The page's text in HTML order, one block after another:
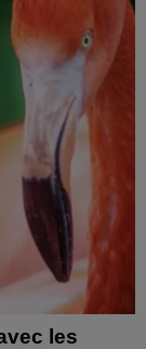
les